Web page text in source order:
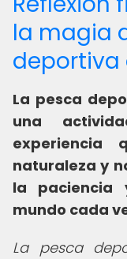
la magia
deportiva
La pesca
una
experiencia
naturaleza y
la paciencia
mundo cada
La pesca